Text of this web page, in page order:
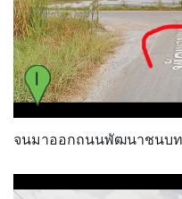
จนมาออกถนนพัฒนาชนบท